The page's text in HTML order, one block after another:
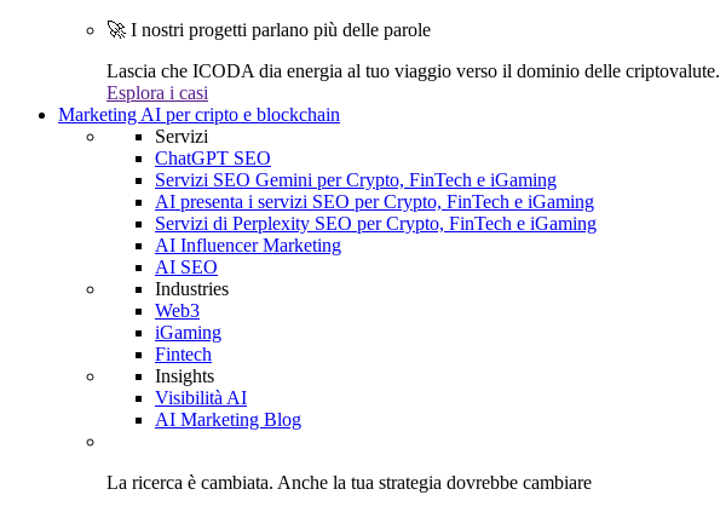
🚀 I nostri progetti parlano più delle parole
Lascia che ICODA dia energia al tuo viaggio verso il dominio delle criptovalute.
Esplora i casi
Marketing AI per cripto e blockchain
Servizi
ChatGPT SEO
Servizi SEO Gemini per Crypto, FinTech e iGaming
AI presenta i servizi SEO per Crypto, FinTech e iGaming
Servizi di Perplexity SEO per Crypto, FinTech e iGaming
AI Influencer Marketing
AI SEO
Industries
Web3
iGaming
Fintech
Insights
Visibilità AI
AI Marketing Blog
La ricerca è cambiata. Anche la tua strategia dovrebbe cambiare